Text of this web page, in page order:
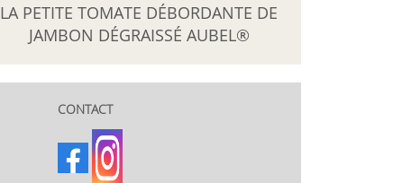
LA PETITE TOMATE DÉBORDANTE DE
JAMBON DÉGRAISSÉ AUBEL®
CONTACT